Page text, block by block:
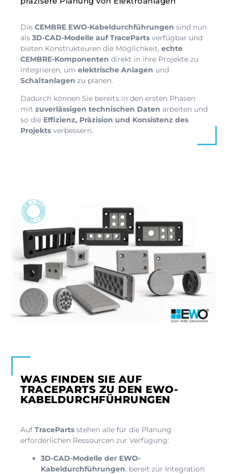
Die CEMBRE EWO-Kabeldurchführungen sind nun
als 3D-CAD-Modelle auf TraceParts verfügbar und
bieten Konstrukteuren die Möglichkeit, echte
CEMBRE-Komponenten direkt in ihre Projekte zu
integrieren, um elektrische Anlagen und
Schaltanlagen zu planen.
Dadurch können Sie bereits in den ersten Phasen
mit zuverlässigen technischen Daten arbeiten und
so die Effizienz, Präzision und Konsistenz des
Projekts verbessern.
WAS FINDEN SIE AUF
TRACEPARTS ZU DEN EWO-
KABELDURCHFÜHRUNGEN
Auf TraceParts stehen alle für die Planung
erforderlichen Ressourcen zur Verfügung:
3D-CAD-Modelle der EWO-
Kabeldurchführungen, bereit zur Integration